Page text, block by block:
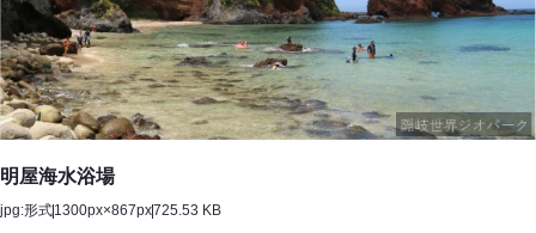
明屋海水浴場
jpg:形式1300px×867px725.53 KB